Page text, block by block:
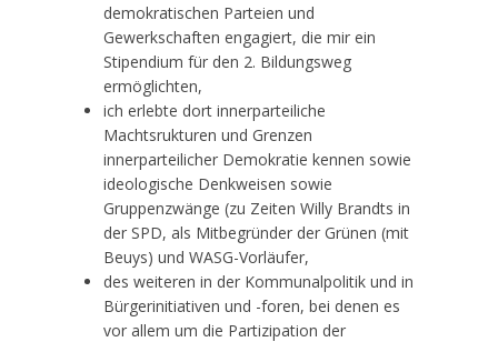
demokratischen Parteien und
Gewerkschaften engagiert, die mir ein
Stipendium für den 2. Bildungsweg
ermöglichten,
ich erlebte dort innerparteiliche
Machtsrukturen und Grenzen
innerparteilicher Demokratie kennen sowie
ideologische Denkweisen sowie
Gruppenzwänge (zu Zeiten Willy Brandts in
der SPD, als Mitbegründer der Grünen (mit
Beuys) und WASG-Vorläufer,
des weiteren in der Kommunalpolitik und in
Bürgerinitiativen und -foren, bei denen es
vor allem um die Partizipation der